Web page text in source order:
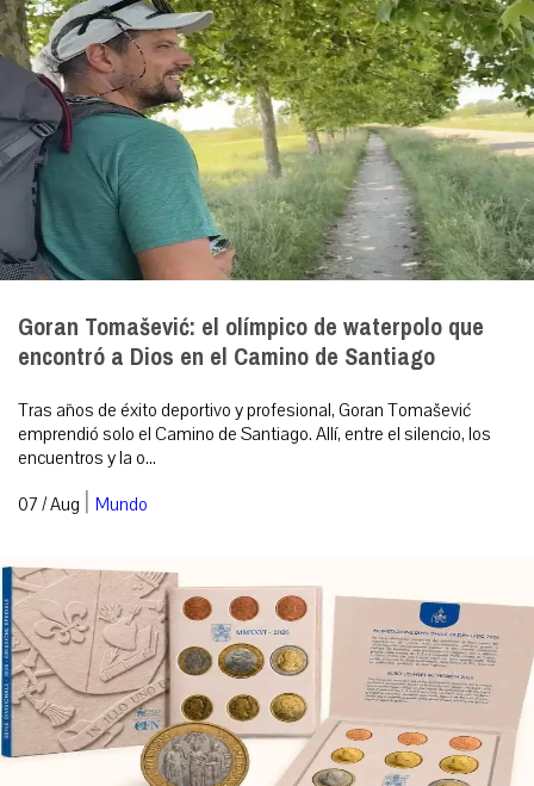
Goran Tomašević: el olímpico de waterpolo que
encontró a Dios en el Camino de Santiago
Tras años de éxito deportivo y profesional, Goran Tomašević
emprendió solo el Camino de Santiago. Allí, entre el silencio, los
encuentros y la o...
07 / Aug | Mundo